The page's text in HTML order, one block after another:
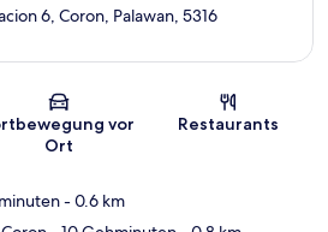
Karte
6, Coron, Palawan, 5316
vor
Ort
Restaurants
- 0.6 km